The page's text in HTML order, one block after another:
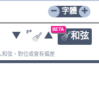
− +
字體
BETA
和弦
▼ F#
 ▲
和弦，對位或會有偏差